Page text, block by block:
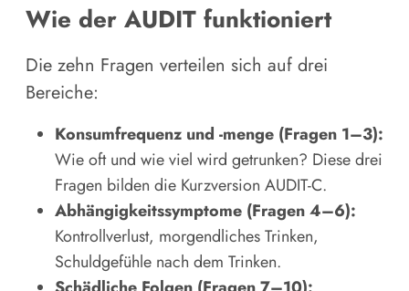
Wie der AUDIT funktioniert
Die zehn Fragen verteilen sich auf drei
Bereiche:
Konsumfrequenz und -menge (Fragen 1–3):
Wie oft und wie viel wird getrunken? Diese drei
Fragen bilden die Kurzversion AUDIT-C.
Abhängigkeitssymptome (Fragen 4–6):
Kontrollverlust, morgendliches Trinken,
Schuldgefühle nach dem Trinken.